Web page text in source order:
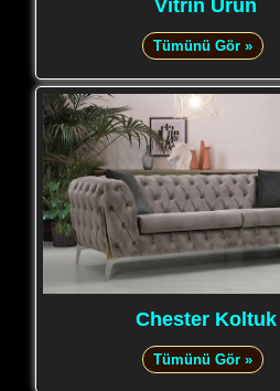
Vıtrın Ürün
Tümünü Gör »
Chester Koltuk
Tümünü Gör »